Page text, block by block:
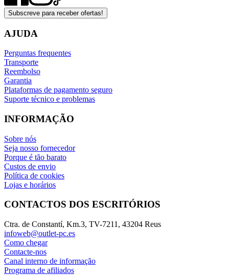
Subscreve para receber ofertas!
AJUDA
Perguntas frequentes
Transporte
Reembolso
Garantia
Plataformas de pagamento seguro
Suporte técnico e problemas
INFORMAÇÃO
Sobre nós
Seja nosso fornecedor
Porque é tão barato
Custos de envio
Política de cookies
Lojas e horários
CONTACTOS DOS ESCRITÓRIOS
Ctra. de Constantí, Km.3, TV-7211, 43204 Reus
infoweb@outlet-pc.es
Como chegar
Contacte-nos
Canal interno de informação
Programa de afiliados